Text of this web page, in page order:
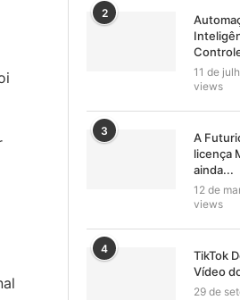
2
11 de
views
3
A
licença
ainda...
12 de
views
4
TikTok
Vídeo
29 de